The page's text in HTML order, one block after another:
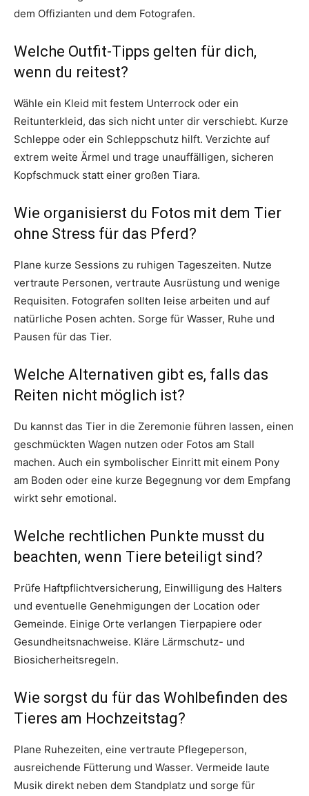
dem Offizianten und dem Fotografen.
Welche Outfit-Tipps gelten für dich,
wenn du reitest?
Wähle ein Kleid mit festem Unterrock oder ein
Reitunterkleid, das sich nicht unter dir verschiebt. Kurze
Schleppe oder ein Schleppschutz hilft. Verzichte auf
extrem weite Ärmel und trage unauffälligen, sicheren
Kopfschmuck statt einer großen Tiara.
Wie organisierst du Fotos mit dem Tier
ohne Stress für das Pferd?
Plane kurze Sessions zu ruhigen Tageszeiten. Nutze
vertraute Personen, vertraute Ausrüstung und wenige
Requisiten. Fotografen sollten leise arbeiten und auf
natürliche Posen achten. Sorge für Wasser, Ruhe und
Pausen für das Tier.
Welche Alternativen gibt es, falls das
Reiten nicht möglich ist?
Du kannst das Tier in die Zeremonie führen lassen, einen
geschmückten Wagen nutzen oder Fotos am Stall
machen. Auch ein symbolischer Einritt mit einem Pony
am Boden oder eine kurze Begegnung vor dem Empfang
wirkt sehr emotional.
Welche rechtlichen Punkte musst du
beachten, wenn Tiere beteiligt sind?
Prüfe Haftpflichtversicherung, Einwilligung des Halters
und eventuelle Genehmigungen der Location oder
Gemeinde. Einige Orte verlangen Tierpapiere oder
Gesundheitsnachweise. Kläre Lärmschutz- und
Biosicherheitsregeln.
Wie sorgst du für das Wohlbefinden des
Tieres am Hochzeitstag?
Plane Ruhezeiten, eine vertraute Pflegeperson,
ausreichende Fütterung und Wasser. Vermeide laute
Musik direkt neben dem Standplatz und sorge für